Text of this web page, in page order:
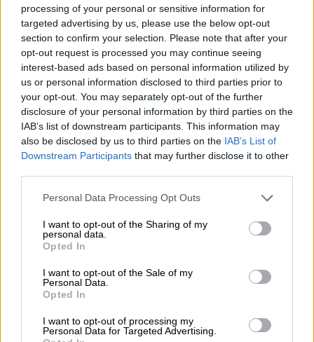
processing of your personal or sensitive information for
targeted advertising by us, please use the below opt-out
section to confirm your selection. Please note that after your
opt-out request is processed you may continue seeing
interest-based ads based on personal information utilized by
us or personal information disclosed to third parties prior to
your opt-out. You may separately opt-out of the further
disclosure of your personal information by third parties on the
IAB’s list of downstream participants. This information may
also be disclosed by us to third parties on the IAB’s List of
Downstream Participants that may further disclose it to other
Personal Data Processing Opt Outs
I want to opt-out of the Sharing of my
personal data.
Opted In
I want to opt-out of the Sale of my
Personal Data.
Opted In
I want to opt-out of processing my
Personal Data for Targeted Advertising.
06.08.2026 - 12:22
Kavita Patel - PhARMA Innovation Forum: Ένα στα πέντε
καινοτόμα φάρμακα φτάνει τελικά στην Ελλάδα
06.08.2026 - 11:37
Μείωση ασφαλιστικών εισφορών ύψους 240 εκατ. ευρώ
ζητούν οι έμποροι από την Κυβέρνηση
06.08.2026 - 10:45
Ευρώπη: Μπορεί η κλιματική αλλαγή να οδηγήσει σε
ενεργειακή κρίση;
Στέλιος Λιανός – INTERAMERICAN / Αθηναϊκή Γενική Κλινική
06.08.2026 - 08:40
Η γαλλική «ψήφος» στο «καλώδιο» και τα συμφέροντα, οι
Βαρδινογιάννη- Εξάρχου και ο διπλασιασμός των κερδών της
05.08.2026 - 13:37
Randy Schekman, Νομπελίστας Ιατρικής: «Σε πέντε χρόνια